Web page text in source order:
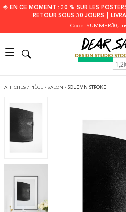
🌟 EN CE MOMENT : 30 % SUR LES
RETOUR SOUS 30 JOURS ┃
Code: SUMMER30,
AFFICHES / PIÈCE / SALON / SOLEMN STROKE